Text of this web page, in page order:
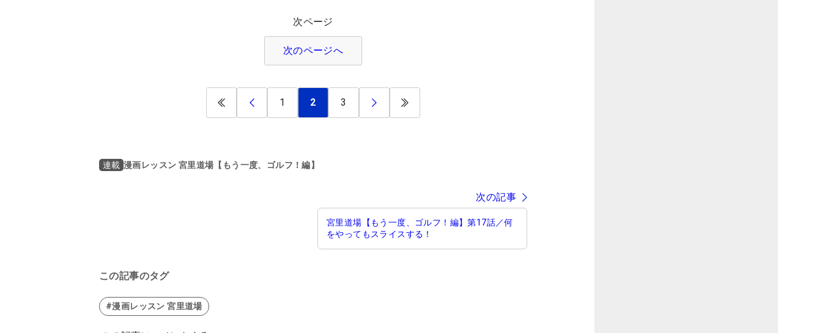
次ページ
次のページへ
1 2 3
連載 漫画レッスン 宮里道場【もう一度、ゴルフ！編】
次の記事
宮里道場【もう一度、ゴルフ！編】第17話／何
をやってもスライスする！
この記事のタグ
#漫画レッスン 宮里道場